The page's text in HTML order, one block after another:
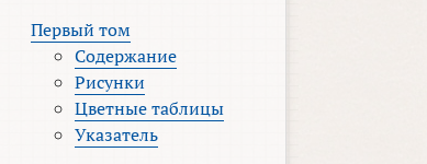
Первый том
Содержание
Рисунки
Цветные таблицы
Указатель